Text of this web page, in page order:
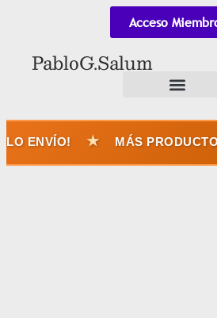
Acceso
Pablo G. Salum
ENVÍO! ★ MÁS PRODUCTOS